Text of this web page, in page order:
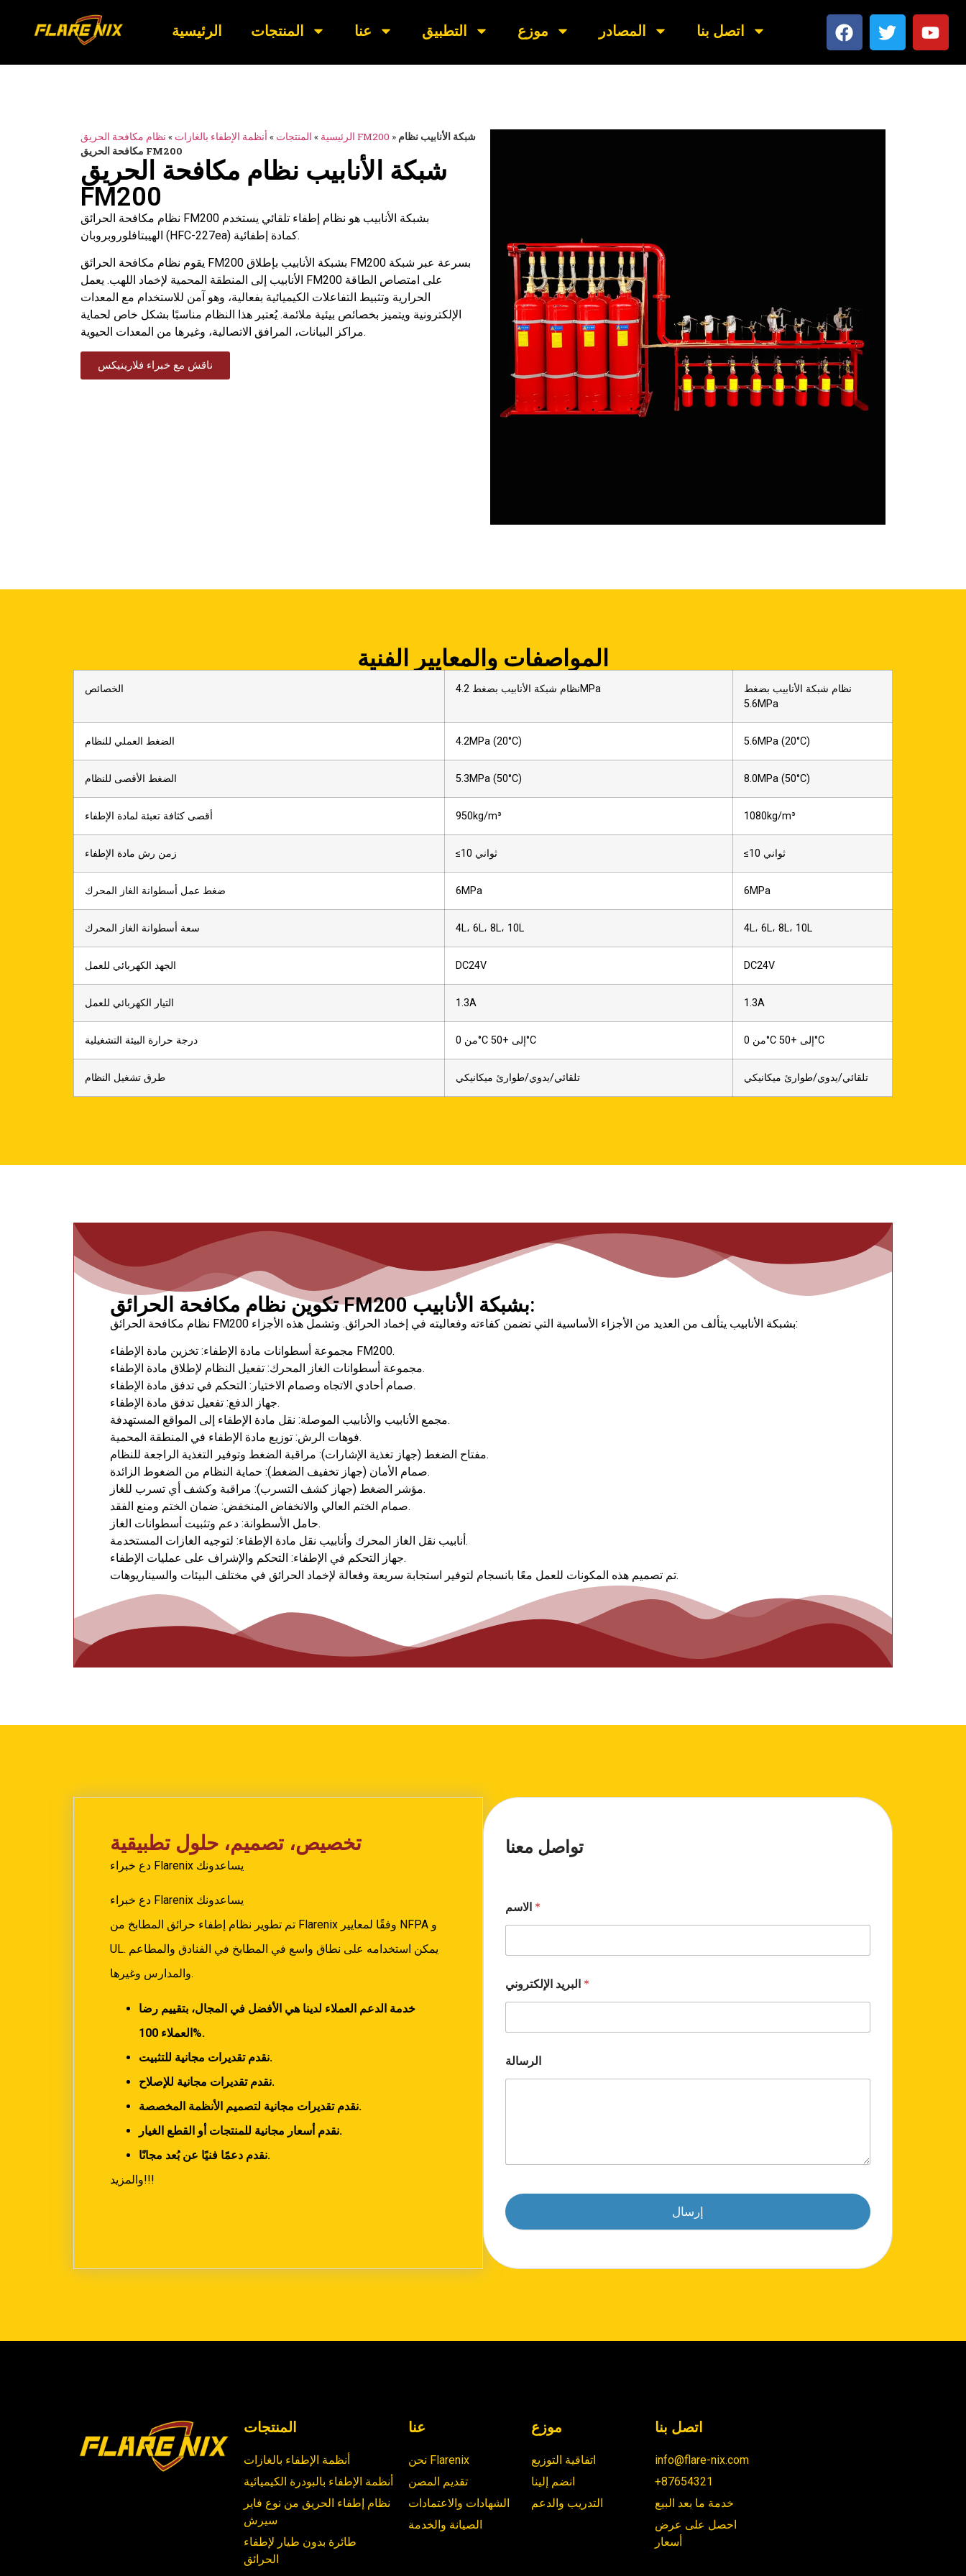
الرئيسية المنتجات عنا التطبيق موزع المصادر اتصل بنا
الرئيسية » المنتجات » أنظمة الإطفاء بالغازات » نظام مكافحة الحريق FM200 » شبكة الأنابيب نظام
مكافحة الحريق FM200
شبكة الأنابيب نظام مكافحة الحريق
FM200
نظام مكافحة الحرائق FM200 بشبكة الأنابيب هو نظام إطفاء تلقائي يستخدم
الهيبتافلوروبروبان (HFC-227ea) كمادة إطفائية.
يقوم نظام مكافحة الحرائق FM200 بشبكة الأنابيب بإطلاق FM200 بسرعة عبر شبكة
الأنابيب إلى المنطقة المحمية لإخماد اللهب. يعمل FM200 على امتصاص الطاقة
الحرارية وتثبيط التفاعلات الكيميائية بفعالية، وهو آمن للاستخدام مع المعدات
الإلكترونية ويتميز بخصائص بيئية ملائمة. يُعتبر هذا النظام مناسبًا بشكل خاص لحماية
مراكز البيانات، المرافق الاتصالية، وغيرها من المعدات الحيوية.
ناقش مع خبراء فلارينيكس
المواصفات والمعايير الفنية
الخصائص نظام شبكة الأنابيب بضغط 4.2MPa
نظام شبكة الأنابيب بضغط
5.6MPa
الضغط العملي للنظام 4.2MPa (20°C) 5.6MPa (20°C)
الضغط الأقصى للنظام 5.3MPa (50°C) 8.0MPa (50°C)
أقصى كثافة تعبئة لمادة الإطفاء 950kg/m³ 1080kg/m³
زمن رش مادة الإطفاء ≤10 ثواني ≤10 ثواني
ضغط عمل أسطوانة الغاز المحرك 6MPa 6MPa
سعة أسطوانة الغاز المحرك 4L، 6L، 8L، 10L 4L، 6L، 8L، 10L
الجهد الكهربائي للعمل DC24V DC24V
التيار الكهربائي للعمل 1.3A 1.3A
درجة حرارة البيئة التشغيلية من 0°C إلى +50°C من 0°C إلى +50°C
طرق تشغيل النظام تلقائي/يدوي/طوارئ ميكانيكي تلقائي/يدوي/طوارئ ميكانيكي
تكوين نظام مكافحة الحرائق FM200 بشبكة الأنابيب:
نظام مكافحة الحرائق FM200 بشبكة الأنابيب يتألف من العديد من الأجزاء الأساسية التي تضمن كفاءته وفعاليته في إخماد الحرائق. وتشمل هذه الأجزاء:
مجموعة أسطوانات مادة الإطفاء: تخزين مادة الإطفاء FM200.
مجموعة أسطوانات الغاز المحرك: تفعيل النظام لإطلاق مادة الإطفاء.
صمام أحادي الاتجاه وصمام الاختيار: التحكم في تدفق مادة الإطفاء.
جهاز الدفع: تفعيل تدفق مادة الإطفاء.
مجمع الأنابيب والأنابيب الموصلة: نقل مادة الإطفاء إلى المواقع المستهدفة.
فوهات الرش: توزيع مادة الإطفاء في المنطقة المحمية.
مفتاح الضغط (جهاز تغذية الإشارات): مراقبة الضغط وتوفير التغذية الراجعة للنظام.
صمام الأمان (جهاز تخفيف الضغط): حماية النظام من الضغوط الزائدة.
مؤشر الضغط (جهاز كشف التسرب): مراقبة وكشف أي تسرب للغاز.
صمام الختم العالي والانخفاض المنخفض: ضمان الختم ومنع الفقد.
حامل الأسطوانة: دعم وتثبيت أسطوانات الغاز.
أنابيب نقل الغاز المحرك وأنابيب نقل مادة الإطفاء: لتوجيه الغازات المستخدمة.
جهاز التحكم في الإطفاء: التحكم والإشراف على عمليات الإطفاء.
تم تصميم هذه المكونات للعمل معًا بانسجام لتوفير استجابة سريعة وفعالة لإخماد الحرائق في مختلف البيئات والسيناريوهات.
تخصيص، تصميم، حلول تطبيقية
دع خبراء Flarenix يساعدونك
دع خبراء Flarenix يساعدونك
تم تطوير نظام إطفاء حرائق المطابخ من Flarenix وفقًا لمعايير NFPA و
UL. يمكن استخدامه على نطاق واسع في المطابخ في الفنادق والمطاعم
والمدارس وغيرها.
خدمة الدعم العملاء لدينا هي الأفضل في المجال، بتقييم رضا
العملاء100%.
نقدم تقديرات مجانية للتثبيت.
نقدم تقديرات مجانية للإصلاح.
نقدم تقديرات مجانية لتصميم الأنظمة المخصصة.
نقدم أسعار مجانية للمنتجات أو القطع الغيار.
نقدم دعمًا فنيًا عن بُعد مجانًا.
والمزيد!!!
تواصل معنا
*
*
الرسالة
إرسال
المنتجات
أنظمة الإطفاء بالغازات
أنظمة الإطفاء بالبودرة الكيميائية
نظام إطفاء الحريق من نوع فاير
سيرش
طائرة بدون طيار لإطفاء
الحرائق
عنا
نحن Flarenix
تقديم المصن
الشهادات والاعتمادات
الصيانة والخدمة
موزع
اتفاقية التوزيع
انضم إلينا
التدريب والدعم
اتصل بنا
info@flare-nix.com
+87654321
خدمة ما بعد البيع
احصل على عرض
أسعار